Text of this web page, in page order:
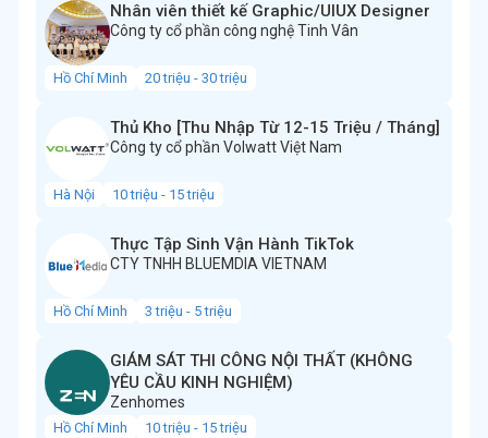
Nhân viên thiết kế Graphic/UIUX Designer
Công ty cổ phần công nghệ Tinh Vân
Hồ Chí Minh 20 triệu - 30 triệu
Thủ Kho [Thu Nhập Từ 12-15 Triệu / Tháng]
Công ty cổ phần Volwatt Việt Nam
Hà Nội 10 triệu - 15 triệu
Thực Tập Sinh Vận Hành TikTok
CTY TNHH BLUEMDIA VIETNAM
Hồ Chí Minh 3 triệu - 5 triệu
GIÁM SÁT THI CÔNG NỘI THẤT (KHÔNG
YÊU CẦU KINH NGHIỆM)
Zenhomes
Hồ Chí Minh 10 triệu - 15 triệu